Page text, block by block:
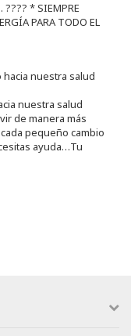
????️ * SIEMPRE
PARA TODO EL
nuestra salud
de manera más
pequeño cambio
ayuda…Tu